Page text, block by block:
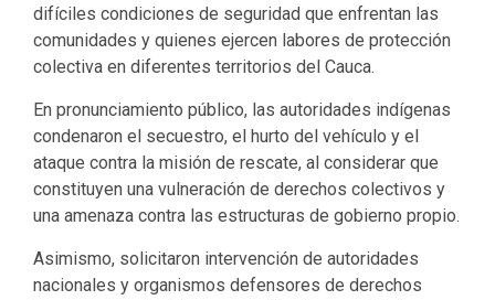
difíciles condiciones de seguridad que enfrentan las
comunidades y quienes ejercen labores de protección
colectiva en diferentes territorios del Cauca.
En pronunciamiento público, las autoridades indígenas
condenaron el secuestro, el hurto del vehículo y el
ataque contra la misión de rescate, al considerar que
constituyen una vulneración de derechos colectivos y
una amenaza contra las estructuras de gobierno propio.
Asimismo, solicitaron intervención de autoridades
nacionales y organismos defensores de derechos